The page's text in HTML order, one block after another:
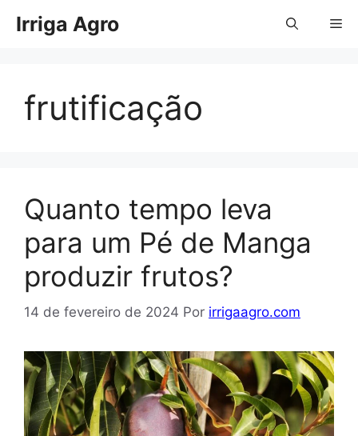
paraIrriga Agro
frutificação
Quanto tempo leva
para um Pé de Manga
produzir frutos?
14 de fevereiro de 2024 Por irrigaagro.com